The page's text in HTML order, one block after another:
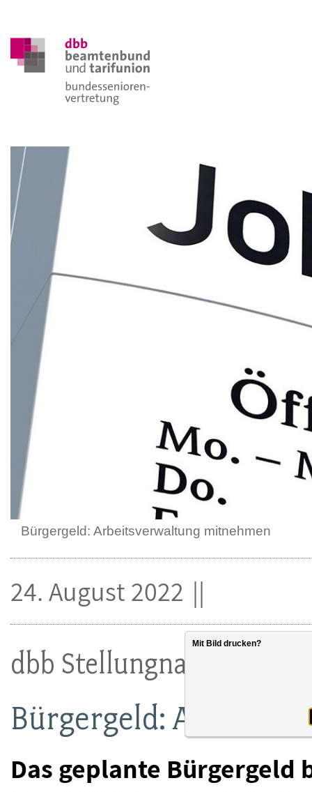
Bürgergeld: Arbeitsverwaltung mitnehmen
dbb Stellungnahme
Bürgergeld:
Das geplante
24. August 2022
Mit Bild drucken?